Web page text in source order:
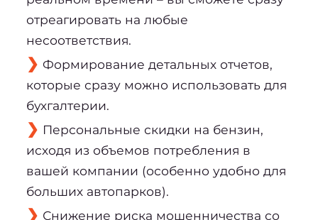
отреагировать на любые
несоответствия.
Формирование детальных отчетов,
которые сразу можно использовать для
бухгалтерии.
Персональные скидки на бензин,
исходя из объемов потребления в
вашей компании (особенно удобно для
больших автопарков).
Снижение риска мошенничества со